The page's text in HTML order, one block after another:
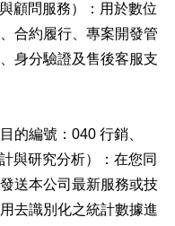
顧問服務）：用於數位
合約履行、專案開發管
身分驗證及售後客服支
的編號：040 行銷、
與研究分析）：在您同
送本公司最新服務或技
去識別化之統計數據進